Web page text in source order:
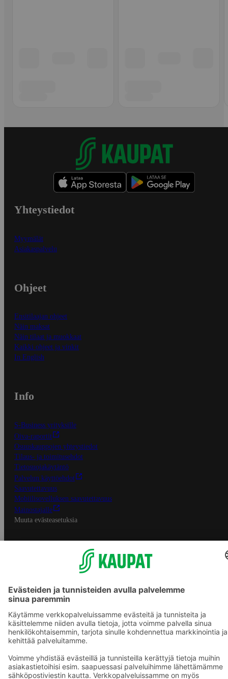
Yhteystiedot
Myymälät
Asiakaspalvelu
Ohjeet
Ensitilaajan ohjeet
Näin maksat
Näin tilaat ja muokkaat
Kaikki ohjeet ja vinkit
In English
Info
S-Business yrityksille
Oiva-raportit
Osuuskauppojen yhteystiedot
Tilaus- ja toimitusehdot
Tietosuojakäytäntö
Palvelun käyttöehdot
Saavutettavuus
Mobiilisovelluksen saavutettavuus
Mainostajalle
Muuta evästeasetuksia
S-ryhmän palvelut
S-ryhmä
Asiakasomistajuus
Yhteishyvä Ruoka -sovellus
S-ostoslista -sovellus
Prisma.fi
Sokos.fi
S-Pankki
Yhteishyvä